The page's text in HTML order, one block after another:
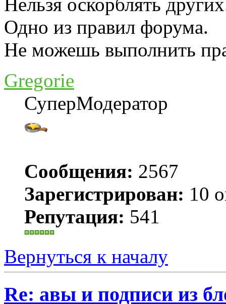
Одно из правил форума.
Не можешь выполнить
Gregorie
СуперМодератор
Сообщения: 2567
Зарегистрирован: 10
Репутация: 541
Вернуться к началу
Re: авы и подписи из